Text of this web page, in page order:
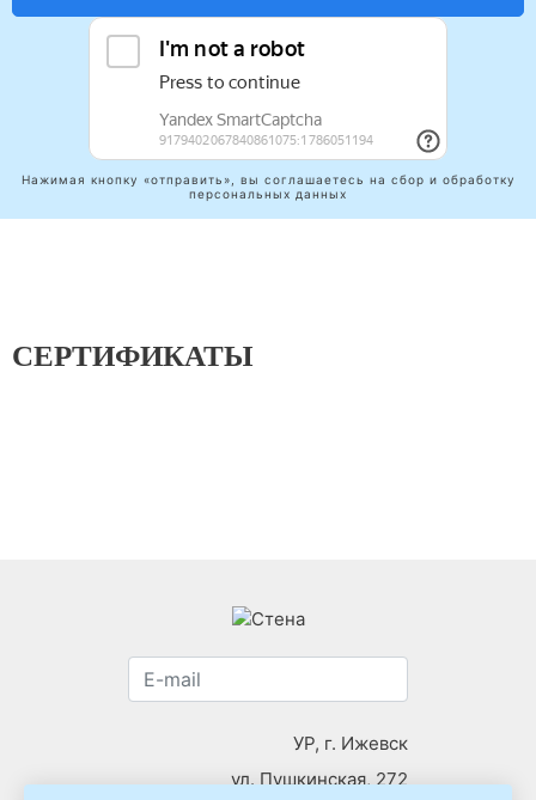
Нажимая кнопку «отправить», вы соглашаетесь на сбор и обработку
персональных данных
СЕРТИФИКАТЫ
УР, г. Ижевск
ул. Пушкинская, 272